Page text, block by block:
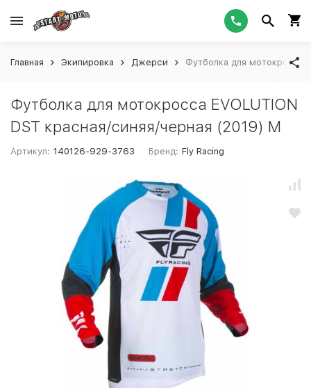
Главная Экипировка Джерси Футболка для мотокросса
Футболка для мотокросса EVOLUTION
DST красная/синяя/черная (2019) M
Артикул: 140126-929-3763 Бренд: Fly Racing